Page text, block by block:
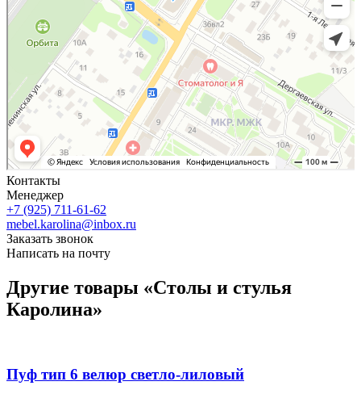
Контакты
Менеджер
+7 (925) 711-61-62
mebel.karolina@inbox.ru
Заказать звонок
Написать на почту
Другие товары «Столы и стулья
Каролина»
Пуф тип 6 велюр светло-лиловый